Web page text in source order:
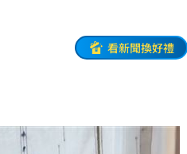
看新聞換好禮